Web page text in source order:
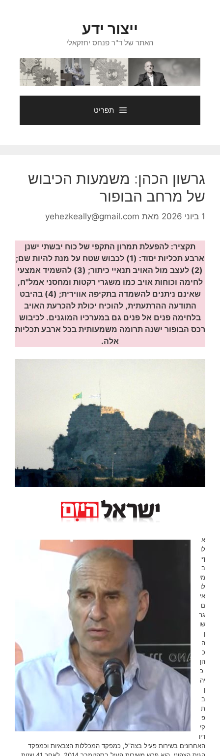
ייצור ידע
האתר של ד"ר פנחס יחזקאלי
תפריט
גרשון הכהן: משמעות הכיבוש
של מרחב הבופור
1 ביוני 2026 מאת yehezkeally@gmail.com
תקציר: להפעלת תמרון התקפי של כוח יבשתי ישנן
ארבע תכליות יסוד: (1) לכבוש שטח על מנת להיות שם;
(2) לעצב מול האויב תנאיי כיתור; (3) להשמיד אמצעי
לחימה וכוחות אויב כמו משגרי רקטות ומחסני אמל"ח,
שאינם ניתנים להשמדה בתקיפה אווירית; (4) בהיבט
התודעה ההרתעתית, להוכיח יכולת להכרעת האויב
בלחימה פנים אל פנים גם במערכיו המוגנים. לכיבוש
רכס הבופור ישנה תרומה משמעותית בכל ארבע תכליות
אלה.
א
לו
ף
ב
מי
לו
אי
ם
גר
שו
ן
ה
כ
הן
כ
יה
ן
ב
ת
פ
קי
דיו
האחרונים בשירות פעיל בצה"ל, כמפקד המכללות הצבאיות וכמפקד